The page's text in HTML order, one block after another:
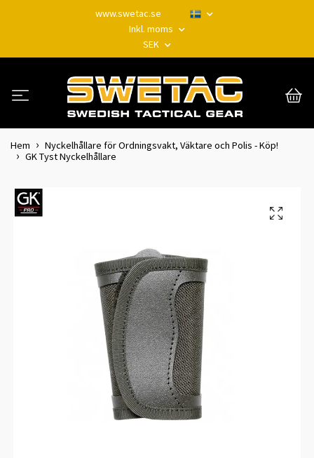
www.swetac.se
Inkl. moms
SEK
Hem
Nyckelhållare för Ordningsvakt, Väktare och Polis - Köp!
GK Tyst Nyckelhållare